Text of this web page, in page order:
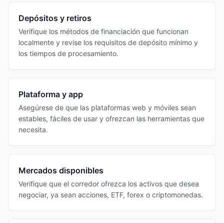
Depósitos y retiros
Verifique los métodos de financiación que funcionan
localmente y revise los requisitos de depósito mínimo y
los tiempos de procesamiento.
Plataforma y app
Asegúrese de que las plataformas web y móviles sean
estables, fáciles de usar y ofrezcan las herramientas que
necesita.
Mercados disponibles
Verifique que el corredor ofrezca los activos que desea
negociar, ya sean acciones, ETF, forex o criptomonedas.